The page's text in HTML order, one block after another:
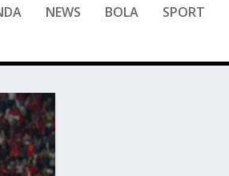
NEWS BOLA SPORT